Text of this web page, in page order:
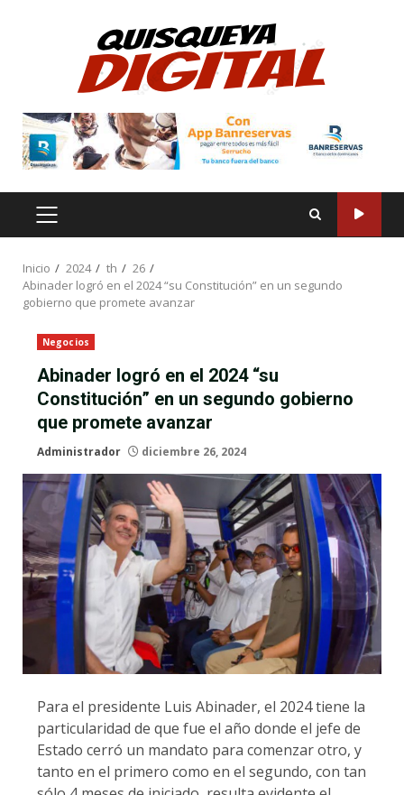
MENÚ
PRINCIPAL
Inicio 2024 th
26
Abinader logró en el 2024 “su Constitución” en un segundo
gobierno que promete avanzar
Negocios
Abinader logró en el 2024 “su
Constitución” en un segundo gobierno
que promete avanzar
Administrador diciembre 26, 2024
Para el presidente Luis Abinader, el 2024 tiene la
particularidad de que fue el año donde el jefe de
Estado cerró un mandato para comenzar otro, y
tanto en el primero como en el segundo, con tan